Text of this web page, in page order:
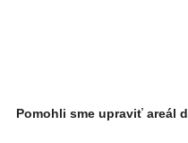
Pomohli sme upraviť areál